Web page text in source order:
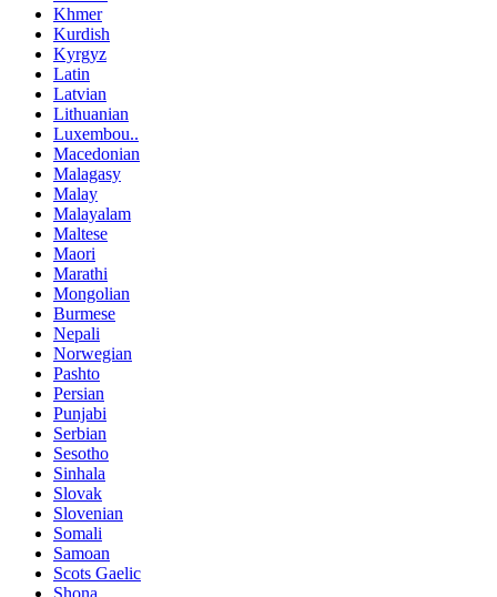
Khmer
Kurdish
Kyrgyz
Latin
Latvian
Lithuanian
Luxembou..
Macedonian
Malagasy
Malay
Malayalam
Maltese
Maori
Marathi
Mongolian
Burmese
Nepali
Norwegian
Pashto
Persian
Punjabi
Serbian
Sesotho
Sinhala
Slovak
Slovenian
Somali
Samoan
Scots Gaelic